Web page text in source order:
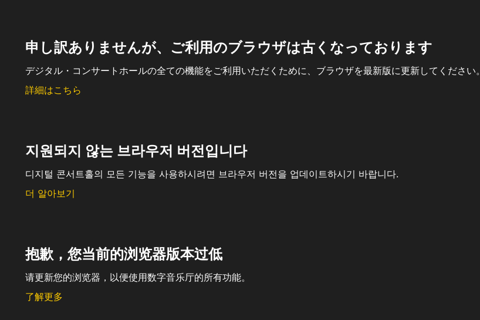
申し訳ありませんが、ご利用のブラウザは古くなっております
デジタル・コンサートホールの全ての機能をご利用いただくために、ブラウザを最新版に更新してください。
詳細はこちら
지원되지 않는 브라우저 버전입니다
디지털 콘서트홀의 모든 기능을 사용하시려면 브라우저 버전을 업데이트하시기 바랍니다.
더 알아보기
抱歉，您当前的浏览器版本过低
请更新您的浏览器，以便使用数字音乐厅的所有功能。
了解更多